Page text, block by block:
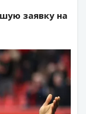
заявку на